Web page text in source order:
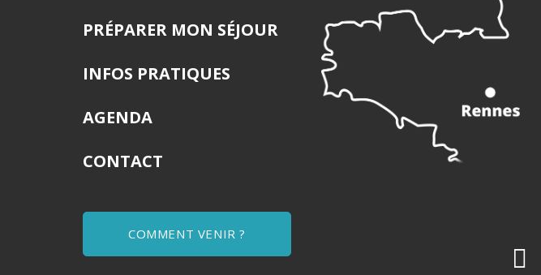
PRÉPARER MON SÉJOUR
INFOS PRATIQUES
AGENDA
CONTACT
COMMENT VENIR ?